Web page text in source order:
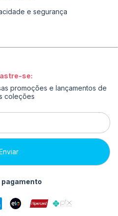
e segurança
se:
promoções e lançamentos de
coleções
pagamento